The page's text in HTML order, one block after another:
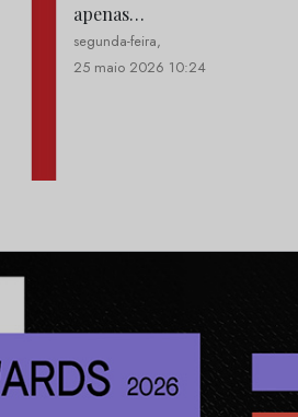
apenas…
segunda-feira,
25 maio 2026 10:24